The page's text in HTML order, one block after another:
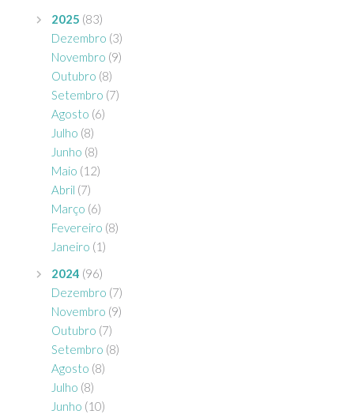
2025 (83)
Dezembro (3)
Novembro (9)
Outubro (8)
Setembro (7)
Agosto (6)
Julho (8)
Junho (8)
Maio (12)
Abril (7)
Março (6)
Fevereiro (8)
Janeiro (1)
2024 (96)
Dezembro (7)
Novembro (9)
Outubro (7)
Setembro (8)
Agosto (8)
Julho (8)
Junho (10)